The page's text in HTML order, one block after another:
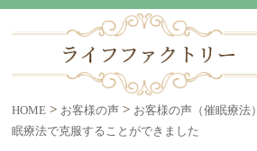
HOME > お客様の声 > お客様の声（催眠療法）
眠療法で克服することができました